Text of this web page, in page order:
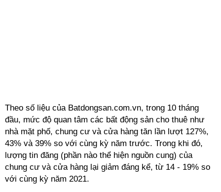
Theo số liệu của Batdongsan.com.vn, trong 10 tháng
đầu, mức độ quan tâm các bất động sản cho thuê như
nhà mặt phố, chung cư và cửa hàng tăn lần lượt 127%,
43% và 39% so với cùng kỳ năm trước. Trong khi đó,
lượng tin đăng (phần nào thể hiện nguồn cung) của
chung cư và cửa hàng lại giảm đáng kể, từ 14 - 19% so
với cùng kỳ năm 2021.